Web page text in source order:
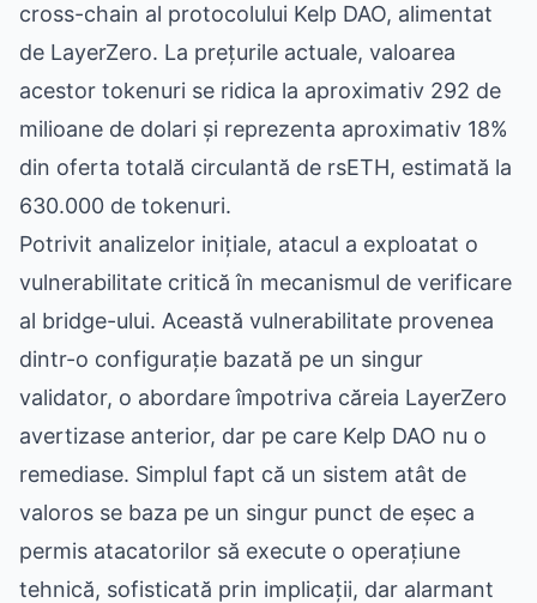
cross-chain al protocolului Kelp DAO, alimentat
de LayerZero. La prețurile actuale, valoarea
acestor tokenuri se ridica la aproximativ 292 de
milioane de dolari și reprezenta aproximativ 18%
din oferta totală circulantă de rsETH, estimată la
630.000 de tokenuri.
Potrivit analizelor inițiale, atacul a exploatat o
vulnerabilitate critică în mecanismul de verificare
al bridge-ului. Această vulnerabilitate provenea
dintr-o configurație bazată pe un singur
validator, o abordare împotriva căreia LayerZero
avertizase anterior, dar pe care Kelp DAO nu o
remediase. Simplul fapt că un sistem atât de
valoros se baza pe un singur punct de eșec a
permis atacatorilor să execute o operațiune
tehnică, sofisticată prin implicații, dar alarmant